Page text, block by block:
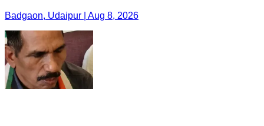
Badgaon, Udaipur | Aug 8, 2026